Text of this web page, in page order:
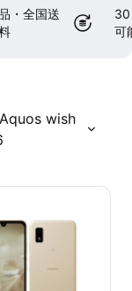
・全国送
30
可
wish